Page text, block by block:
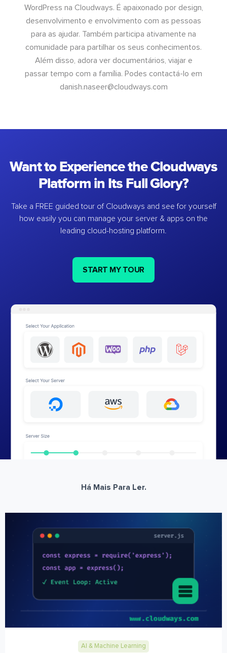
WordPress na Cloudways. É apaixonado por design,
desenvolvimento e envolvimento com as pessoas
para as ajudar. Também participa ativamente na
comunidade para partilhar os seus conhecimentos.
Além disso, adora ver documentários, viajar e
passar tempo com a família. Podes contactá-lo em
danish.naseer@cloudways.com
Want to Experience the Cloudways
Platform in Its Full Glory?
Take a FREE guided tour of Cloudways and see for yourself
how easily you can manage your server & apps on the
leading cloud-hosting platform.
START MY TOUR
Há Mais Para Ler.
AI & Machine Learning